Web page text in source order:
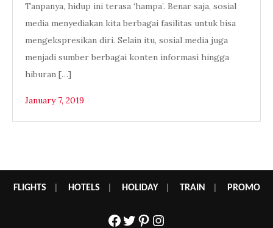
Tanpanya, hidup ini terasa ‘hampa’. Benar saja, sosial
media menyediakan kita berbagai fasilitas untuk bisa
mengekspresikan diri. Selain itu, sosial media juga
menjadi sumber berbagai konten informasi hingga
hiburan […]
January 7, 2019
FLIGHTS HOTELS HOLIDAY| TRAIN PROMO
Facebook
Twitter
Pinterest
Instagram